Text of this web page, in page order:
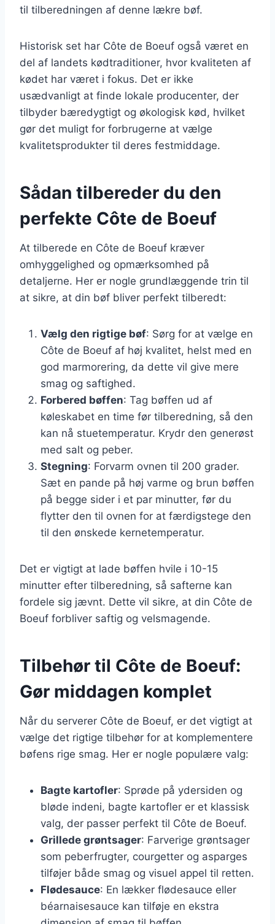
til tilberedningen af denne lækre bøf.
Historisk set har Côte de Boeuf også været en
del af landets kødtraditioner, hvor kvaliteten af
kødet har været i fokus. Det er ikke
usædvanligt at finde lokale producenter, der
tilbyder bæredygtigt og økologisk kød, hvilket
gør det muligt for forbrugerne at vælge
kvalitetsprodukter til deres festmiddage.
Sådan tilbereder du den
perfekte Côte de Boeuf
At tilberede en Côte de Boeuf kræver
omhyggelighed og opmærksomhed på
detaljerne. Her er nogle grundlæggende trin til
at sikre, at din bøf bliver perfekt tilberedt:
Vælg den rigtige bøf: Sørg for at vælge en
Côte de Boeuf af høj kvalitet, helst med en
god marmorering, da dette vil give mere
smag og saftighed.
Forbered bøffen: Tag bøffen ud af
køleskabet en time før tilberedning, så den
kan nå stuetemperatur. Krydr den generøst
med salt og peber.
Stegning: Forvarm ovnen til 200 grader.
Sæt en pande på høj varme og brun bøffen
på begge sider i et par minutter, før du
flytter den til ovnen for at færdigstege den
til den ønskede kernetemperatur.
Det er vigtigt at lade bøffen hvile i 10-15
minutter efter tilberedning, så safterne kan
fordele sig jævnt. Dette vil sikre, at din Côte de
Boeuf forbliver saftig og velsmagende.
Tilbehør til Côte de Boeuf:
Gør middagen komplet
Når du serverer Côte de Boeuf, er det vigtigt at
vælge det rigtige tilbehør for at komplementere
bøfens rige smag. Her er nogle populære valg:
Bagte kartofler: Sprøde på ydersiden og
bløde indeni, bagte kartofler er et klassisk
valg, der passer perfekt til Côte de Boeuf.
Grillede grøntsager: Farverige grøntsager
som peberfrugter, courgetter og asparges
tilføjer både smag og visuel appel til retten.
Flødesauce: En lækker flødesauce eller
béarnaisesauce kan tilføje en ekstra